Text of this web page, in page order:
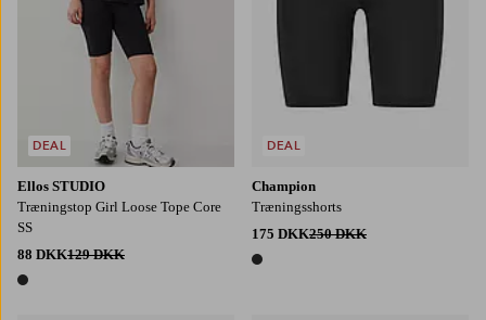
Ellos STUDIO
Træningstop Girl Loose Tope Core
SS
88 DKK129 DKK
1 farve
DEAL
Champion
Træningsshorts
175 DKK250 DKK
1 farve
DEAL